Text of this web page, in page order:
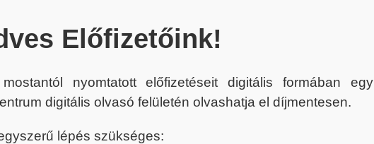
Előfizetőink!
nyomtatott előfizetéseit digitális formában egy
digitális olvasó felületén olvashatja el díjmentesen.
lépés szükséges: